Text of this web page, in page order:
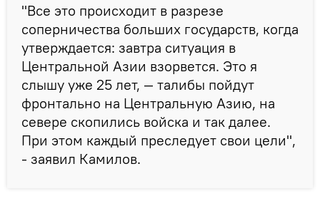
"Все это происходит в разрезе
соперничества больших государств, когда
утверждается: завтра ситуация в
Центральной Азии взорвется. Это я
слышу уже 25 лет, — талибы пойдут
фронтально на Центральную Азию, на
севере скопились войска и так далее.
При этом каждый преследует свои цели",
- заявил Камилов.